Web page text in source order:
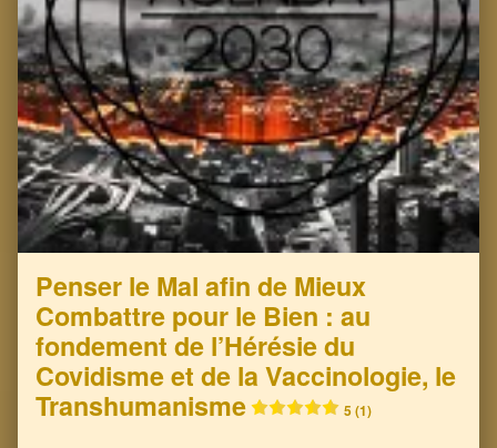
Penser le Mal afin de Mieux
Combattre pour le Bien : au
fondement de l’Hérésie du
Covidisme et de la Vaccinologie, le
Transhumanisme
5 (1)